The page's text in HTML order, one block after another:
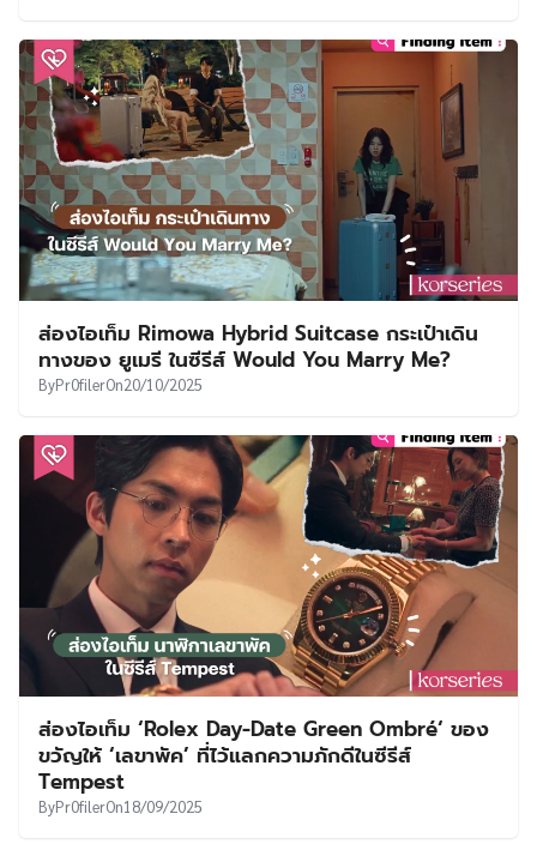
ส่องไอเท็ม Rimowa Hybrid Suitcase กระเป๋าเดิน
ทางของ ยูเมรี ในซีรีส์ Would You Marry Me?
ByPr0filerOn20/10/2025
ส่องไอเท็ม ‘Rolex Day-Date Green Ombré‘ ของ
ขวัญให้ ‘เลขาพัค’ ที่ไว้แลกความภักดีในซีรีส์
Tempest
ByPr0filerOn18/09/2025